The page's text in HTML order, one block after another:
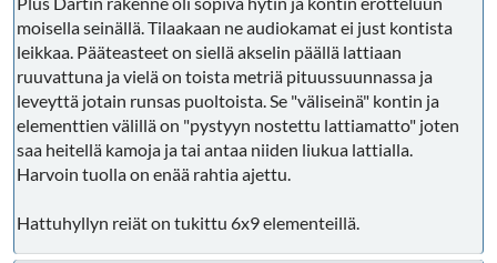
pienempi sitä parempi kun sitä enemmän tilaa säästyy muulle
romulle. esim toi peerless10 ostettu sen takia aikoinaan kun
meni älyttömän pieneen koteloon (15l), phoenix 15" sama
juttu (45l), kuten myös toi litteä pioneer 12" (alle 20l).
moisella seinällä. Tilaakaan ne audiokamat ei just kontista
leikkaa. Pääteasteet on siellä akselin päällä lattiaan
ruuvattuna ja vielä on toista metriä pituussuunnassa ja
leveyttä jotain runsas puoltoista. Se "väliseinä" kontin ja
elementtien välillä on "pystyyn nostettu lattiamatto" joten
saa heitellä kamoja ja tai antaa niiden liukua lattialla.
Harvoin tuolla on enää rahtia ajettu.
Hattuhyllyn reiät on tukittu 6x9 elementeillä.